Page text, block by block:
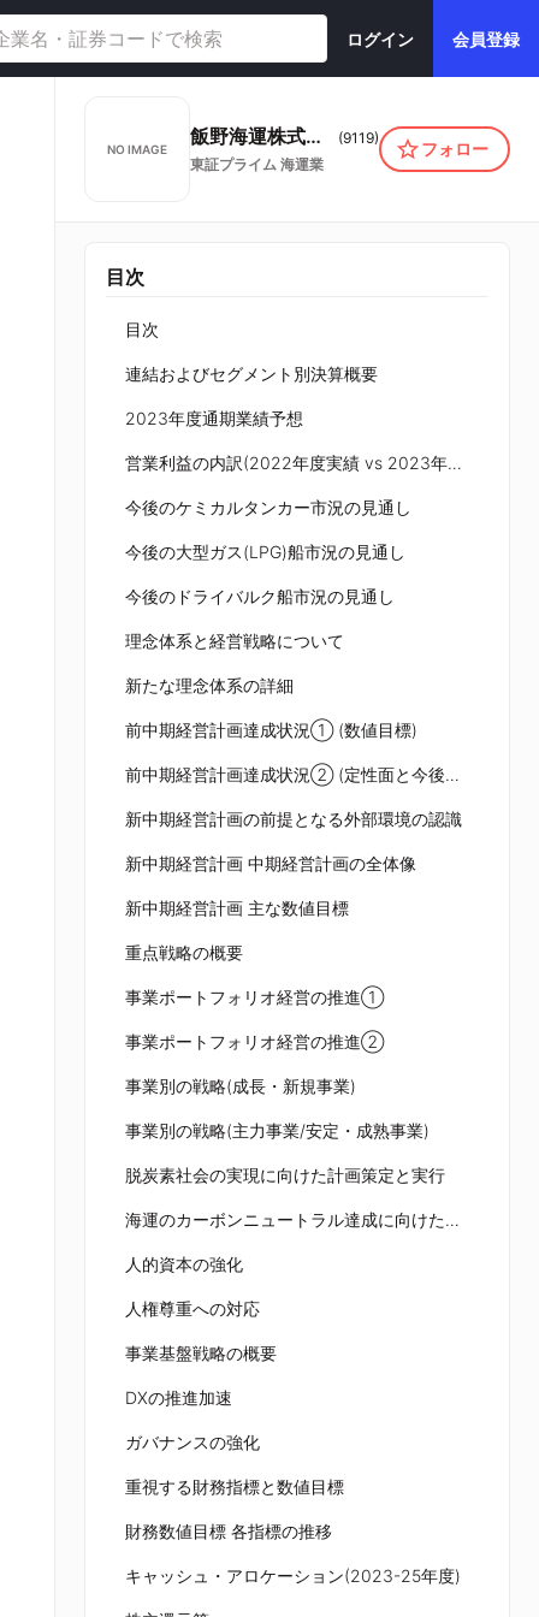
ログイン 会員登録
NO IMAGE
飯野海運株式会社 (9119)
東証プライム 海運業
フォロー
目次
目次
連結およびセグメント別決算概要
2023年度通期業績予想
営業利益の内訳(2022年度実績 vs 2023年度予想【5/9時点】)
今後のケミカルタンカー市況の見通し
今後の大型ガス(LPG)船市況の見通し
今後のドライバルク船市況の見通し
理念体系と経営戦略について
新たな理念体系の詳細
前中期経営計画達成状況① (数値目標)
前中期経営計画達成状況② (定性面と今後の課題)
新中期経営計画の前提となる外部環境の認識
新中期経営計画 中期経営計画の全体像
新中期経営計画 主な数値目標
重点戦略の概要
事業ポートフォリオ経営の推進①
事業ポートフォリオ経営の推進②
事業別の戦略(成長・新規事業)
事業別の戦略(主力事業/安定・成熟事業)
脱炭素社会の実現に向けた計画策定と実行
海運のカーボンニュートラル達成に向けたロードマップについて
人的資本の強化
人権尊重への対応
事業基盤戦略の概要
DXの推進加速
ガバナンスの強化
重視する財務指標と数値目標
財務数値目標 各指標の推移
キャッシュ・アロケーション(2023-25年度)